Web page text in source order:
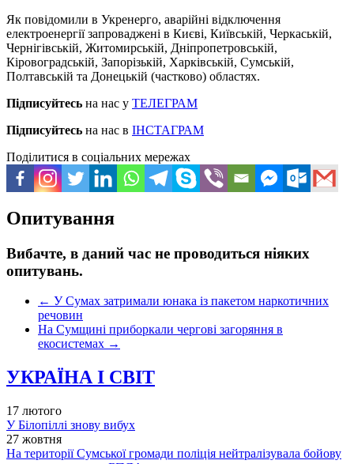
Як повідомили в Укренерго, аварійні відключення
електроенергії запроваджені в Києві, Київській, Черкаській,
Чернігівській, Житомирській, Дніпропетровській,
Кіровоградській, Запорізькій, Харківській, Сумській,
Полтавській та Донецькій (частково) областях.
Підписуйтесь на нас у ТЕЛЕГРАМ
Підписуйтесь на нас в ІНСТАГРАМ
Поділитися в соціальних мережах
Опитування
Вибачте, в даний час не проводиться ніяких
опитувань.
← У Сумах затримали юнака із пакетом наркотичних
речовин
На Сумщині приборкали чергові загоряння в
екосистемах →
УКРАЇНА І СВІТ
17 лютого
У Білопіллі знову вибух
27 жовтня
На території Сумської громади поліція нейтралізувала бойову